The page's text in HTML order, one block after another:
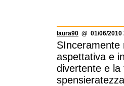
laura90 @ 01/06/2010
SInceramente
aspettativa e
divertente e